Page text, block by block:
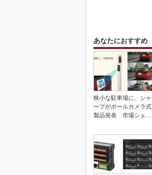
あなたにおすすめ
狭小な駐車場に、シャ
ープがポールカメラ式
製品発表 市場シェア